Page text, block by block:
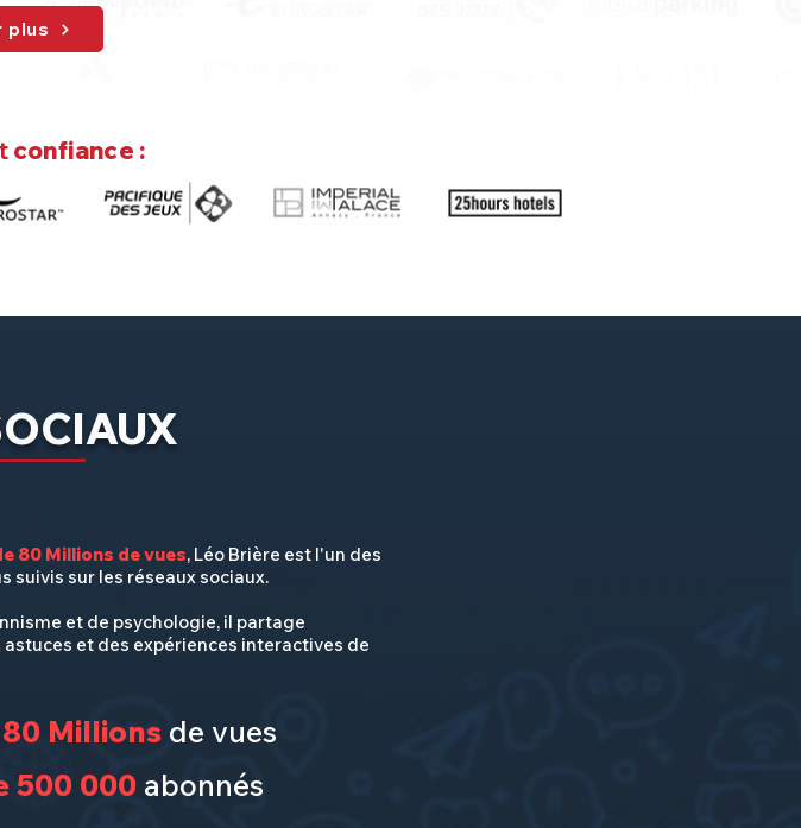
plus
confiance :
80 Millions de vues, Léo Brière est l'un des
suivis sur les réseaux sociaux.
et de psychologie, il partage
et des expériences interactives de
Millions de vues
500 000abonnés